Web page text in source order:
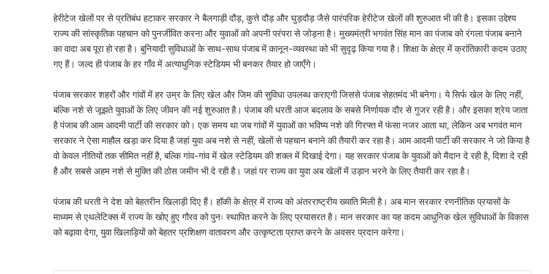
हेरीटेज खेलों पर से प्रतिबंध हटाकर सरकार ने बैलगाड़ी दौड़, कुत्ते दौड़ और घुड़दौड़ जैसे पारंपरिक हेरीटेज खेलों की शुरुआत भी की है। इसका उद्देश्य
राज्य की सांस्कृतिक पहचान को पुनर्जीवित करना और युवाओं को अपनी परंपरा से जोड़ना है। मुख्यमंत्री भगवंत सिंह मान का पंजाब को रंगला पंजाब बनाने
का वादा अब पूरा हो रहा है। बुनियादी सुविधाओं के साथ-साथ पंजाब में कानून-व्यवस्था को भी सुदृढ़ किया गया है। शिक्षा के क्षेत्र में क्रांतिकारी कदम उठाए
गए हैं। जल्द ही पंजाब के हर गाँव में अत्याधुनिक स्टेडियम भी बनकर तैयार हो जाएँगे।
पंजाब सरकार शहरों और गांवों में हर उम्र के लिए खेल और जिम की सुविधा उपलब्ध कराएगी जिससे पंजाब सेहतमंद भी बनेगा। ये सिर्फ खेल के लिए नहीं,
बल्कि नशे से जूझते युवाओं के लिए जीवन की नई शुरुआत है। पंजाब की धरती आज बदलाव के सबसे निर्णायक दौर से गुजर रही है। और इसका श्रेय जाता
है पंजाब की आम आदमी पार्टी की सरकार को। एक समय था जब गांवों में युवाओं का भविष्य नशे की गिरफ्त में फंसा नजर आता था, लेकिन अब भगवंत मान
सरकार ने ऐसा माहौल खड़ा कर दिया है जहां युवा अब नशे से नहीं, खेलों से पहचान बनाने की तैयारी कर रहा है। आम आदमी पार्टी की सरकार ने जो किया है
वो केवल नीतियों तक सीमित नहीं है, बल्कि गांव-गांव में खेल स्टेडियम की शक्ल में दिखाई देगा। यह सरकार पंजाब के युवाओं को मैदान दे रही है, दिशा दे रही
है और सबसे अहम नशे से मुक्ति की ठोस जमीन भी दे रही है। जहां पर राज्य का युवा अब खेलों में उड़ान भरने के लिए तैयारी कर रहा है।
पंजाब की धरती ने देश को बेहतरीन खिलाड़ी दिए हैं। हॉकी के क्षेत्र में राज्य को अंतरराष्ट्रीय ख्याति मिली है। अब मान सरकार रणनीतिक प्रयासों के
माध्यम से एथलेटिक्स में राज्य के खोए हुए गौरव को पुनः स्थापित करने के लिए प्रयासरत है। मान सरकार का यह कदम आधुनिक खेल सुविधाओं के विकास
को बढ़ावा देगा, युवा खिलाड़ियों को बेहतर प्रशिक्षण वातावरण और उत्कृष्टता प्राप्त करने के अवसर प्रदान करेगा।
दिल्ली
संरक्षण
हेतु
चार
वर्षीय
मेगा
योजना,
एक
लगाए
जाएंगे
August 7, 2026
दिल्ली रिज संरक्षण हेतु चार वर्षीय मेगा
योजना, एक करोड़ पौधे लगाए जाएंगे
का
नया
हाईस्पीड
रूट
तैयार,
नोएडा-
गाजियाबाद
और
जेवर
तक
रेल
August 8, 2026
नमो भारत का नया हाईस्पीड रूट तैयार,
नोएडा-गाजियाबाद से गुरुग्राम और जेवर
तक दौड़ेगी रैपिड रेल